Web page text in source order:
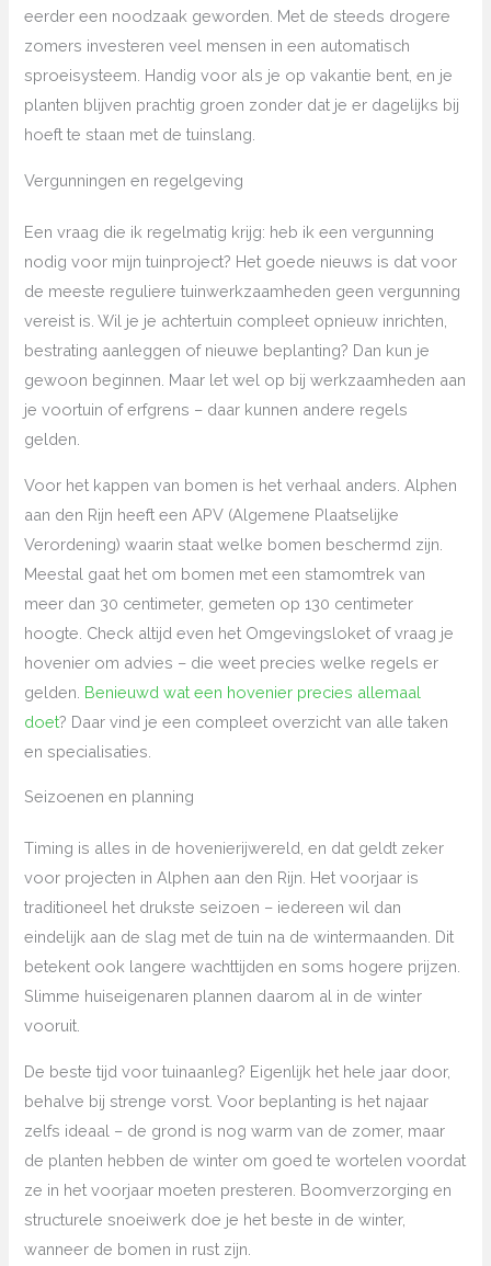
eerder een noodzaak geworden. Met de steeds drogere
zomers investeren veel mensen in een automatisch
sproeisysteem. Handig voor als je op vakantie bent, en je
planten blijven prachtig groen zonder dat je er dagelijks bij
hoeft te staan met de tuinslang.
Vergunningen en regelgeving
Een vraag die ik regelmatig krijg: heb ik een vergunning
nodig voor mijn tuinproject? Het goede nieuws is dat voor
de meeste reguliere tuinwerkzaamheden geen vergunning
vereist is. Wil je je achtertuin compleet opnieuw inrichten,
bestrating aanleggen of nieuwe beplanting? Dan kun je
gewoon beginnen. Maar let wel op bij werkzaamheden aan
je voortuin of erfgrens – daar kunnen andere regels
gelden.
Voor het kappen van bomen is het verhaal anders. Alphen
aan den Rijn heeft een APV (Algemene Plaatselijke
Verordening) waarin staat welke bomen beschermd zijn.
Meestal gaat het om bomen met een stamomtrek van
meer dan 30 centimeter, gemeten op 130 centimeter
hoogte. Check altijd even het Omgevingsloket of vraag je
hovenier om advies – die weet precies welke regels er
gelden. Benieuwd wat een hovenier precies allemaal
doet? Daar vind je een compleet overzicht van alle taken
en specialisaties.
Seizoenen en planning
Timing is alles in de hovenierijwereld, en dat geldt zeker
voor projecten in Alphen aan den Rijn. Het voorjaar is
traditioneel het drukste seizoen – iedereen wil dan
eindelijk aan de slag met de tuin na de wintermaanden. Dit
betekent ook langere wachttijden en soms hogere prijzen.
Slimme huiseigenaren plannen daarom al in de winter
vooruit.
De beste tijd voor tuinaanleg? Eigenlijk het hele jaar door,
behalve bij strenge vorst. Voor beplanting is het najaar
zelfs ideaal – de grond is nog warm van de zomer, maar
de planten hebben de winter om goed te wortelen voordat
ze in het voorjaar moeten presteren. Boomverzorging en
structurele snoeiwerk doe je het beste in de winter,
wanneer de bomen in rust zijn.